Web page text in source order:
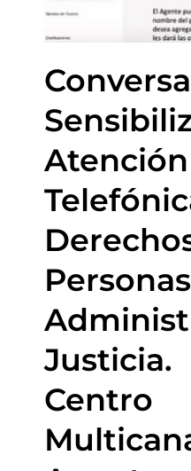
Atención
Justicia.
Centro